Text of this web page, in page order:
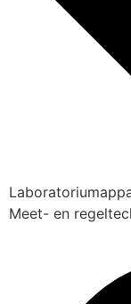
Meet- en